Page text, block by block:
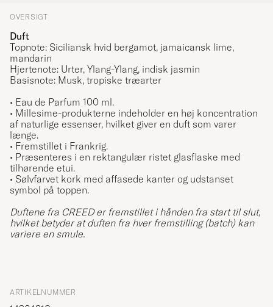
OVERSIGT
Duft
Topnote: Siciliansk hvid bergamot, jamaicansk lime,
mandarin
Hjertenote: Urter, Ylang-Ylang, indisk jasmin
Basisnote: Musk, tropiske træarter
• Eau de Parfum 100 ml.
• Millesime-produkterne indeholder en høj koncentration
af naturlige essenser, hvilket giver en duft som varer
længe.
• Fremstillet i Frankrig.
• Præsenteres i en rektangulær ristet glasflaske med
tilhørende etui.
• Sølvfarvet kork med affasede kanter og udstanset
symbol på toppen.
Duftene fra CREED er fremstillet i hånden fra start til slut,
hvilket betyder at duften fra hver fremstilling (batch) kan
variere en smule.
ARTIKELNUMMER